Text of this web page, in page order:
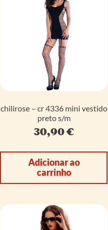
chilirose – cr 4336 mini vestido
preto s/m
30,90€
Adicionar ao
carrinho